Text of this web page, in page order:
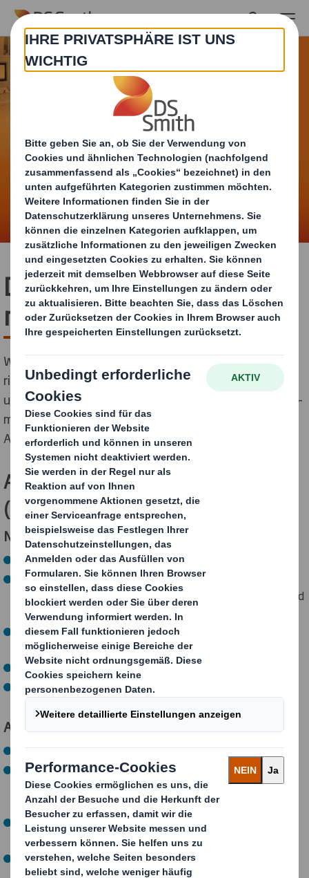
Skip to main content
Deshalb ist das ein Beruf
mit Zukunft
Wenn Du anpacken willst, bist Du bei DS Smith genau
richtig. Denn bei uns kannst Du nicht nur Spaß haben
und Geld verdienen, sondern auch die Welt verbessern –
mach den ersten Schritt zu Deiner spannenden
Ausbildung.
Ausbildung Industriemechaniker
(m/w/d)
Nach deiner Ausbildung kannst Du…
Produktionsabläufe organisieren und kontrollieren.
dafür sorgen, dass Maschinen und Fertigungsanlagen
betriebsbereit sind, dazu gehören auch Geräteteile und
Baugruppen.
bei Maschinen und Anlagen Störungen erkennen,
Fehler analysieren und sofort beseitigen.
die teilweise sehr großen Anlagen in Betrieb nehmen.
die Anlagen und Maschinen warten.
Als zukünftiger Industriemechaniker (m/w/d)…
schlägt Dein Herz für Technik und Handwerk.
kannst Du Dir vorstellen, beim Reparieren und Warten
auch mal bis zu den Ellenbogen in der Maschine zu
stecken.
brauchst Du Mathe, z.B. zur Berechnung von Maßen,
und Physik zum Verstehen der Steuerungstechnik.
bist Du ein Vorbild in Sachen Sorgfalt, Ordnung und
Qualitätsbewusstsein.